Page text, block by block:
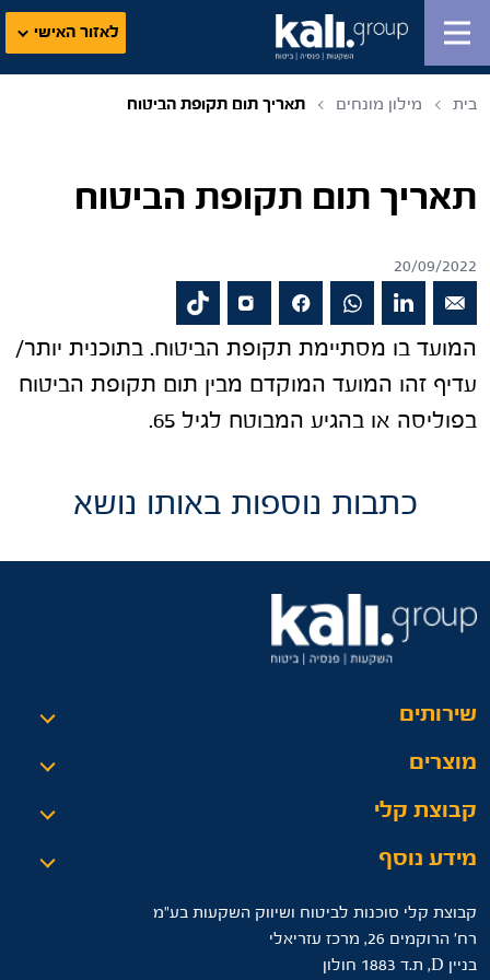
לאזור האישי
בית מילון מונחים תאריך תום תקופת הביטוח
תאריך תום תקופת הביטוח
20/09/2022
המועד בו מסתיימת תקופת הביטוח. בתוכנית יותר/
עדיף זהו המועד המוקדם מבין תום תקופת הביטוח
בפוליסה או בהגיע המבוטח לגיל 65.
כתבות נוספות באותו נושא
שירותים
מוצרים
קבוצת קלי
מידע נוסף
קבוצת קלי סוכנות לביטוח ושיווק השקעות בע"מ
רח’ הרוקמים 26, מרכז עזריאלי
בניין D, ת.ד 1883 חולון